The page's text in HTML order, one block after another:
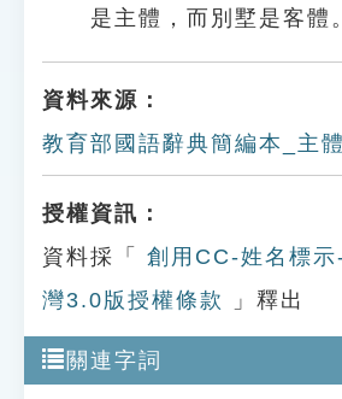
是主體，而別墅是客體。
資料來源：
教育部國語辭典簡編本_主體
授權資訊：
資料採「
創用CC-姓名標
灣3.0版授權條款
」釋出
關連字詞